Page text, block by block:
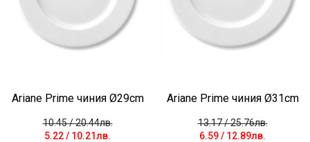
Ariane Prime чиния Ø29cm
10.45/ 20.44лв.
5.22/ 10.21лв.
Ariane Prime чиния Ø31cm
13.17/ 25.76лв.
6.59/ 12.89лв.